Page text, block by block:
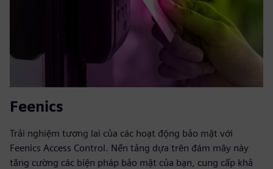
Feenics
Trải nghiệm tương lai của các hoạt động bảo mật với
Feenics Access Control. Nền tảng dựa trên đám mây này
tăng cường các biện pháp bảo mật của bạn, cung cấp khả